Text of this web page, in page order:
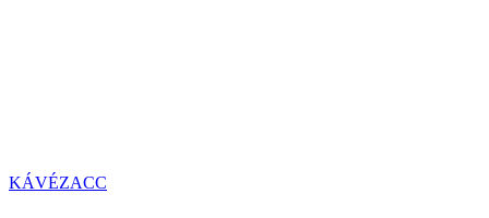
KÁVÉZACC